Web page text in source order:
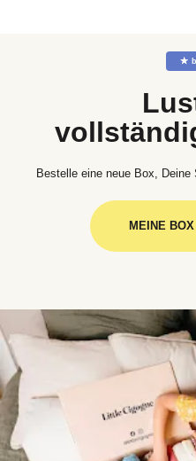
☆
Bestelle eine neue Box,
MEINE